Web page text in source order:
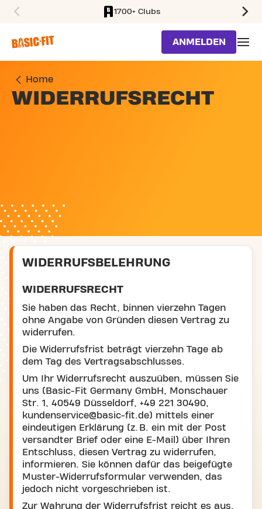
1700+ Clubs
ANMELDEN
Home
WIDERRUFSRECHT
WIDERRUFSBELEHRUNG
WIDERRUFSRECHT
Sie haben das Recht, binnen vierzehn Tagen
ohne Angabe von Gründen diesen Vertrag zu
widerrufen.
Die Widerrufsfrist beträgt vierzehn Tage ab
dem Tag des Vertragsabschlusses.
Um Ihr Widerrufsrecht auszuüben, müssen Sie
uns (Basic-Fit Germany GmbH, Monschauer
Str. 1, 40549 Düsseldorf, +49 221 30490,
kundenservice@basic-fit.de) mittels einer
eindeutigen Erklärung (z. B. ein mit der Post
versandter Brief oder eine E-Mail) über Ihren
Entschluss, diesen Vertrag zu widerrufen,
informieren. Sie können dafür das beigefügte
Muster-Widerrufsformular verwenden, das
jedoch nicht vorgeschrieben ist.
Zur Wahrung der Widerrufsfrist reicht es aus,